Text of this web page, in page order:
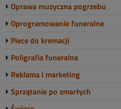
Oprawa muzyczna pogrzebu
Oprogramowanie funeralne
Piece do kremacji
Poligrafia funeralna
Reklama i marketing
Sprzątanie po zmarłych